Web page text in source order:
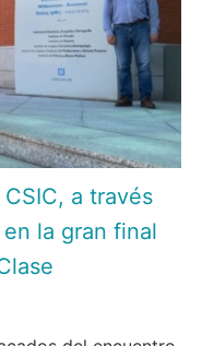
a través
la gran final